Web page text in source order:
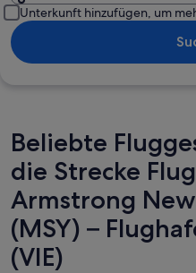
Unterkunft hinzufügen, um
Beliebte
die Strecke
Armstrong
(MSY) –
(VIE)